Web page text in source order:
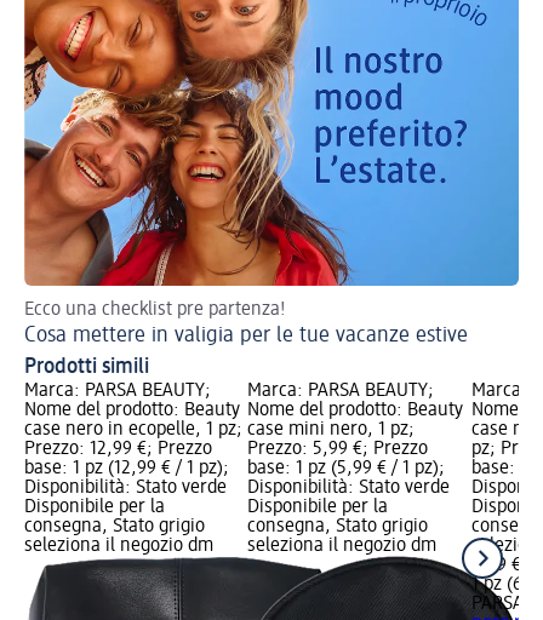
Ecco una checklist pre partenza!
Cosa mettere in valigia per le tue vacanze estive
Prodotti simili
Marca: PARSA BEAUTY;
Nome del prodotto: Beauty
case nero in ecopelle, 1 pz;
Prezzo: 12,99 €; Prezzo
base: 1 pz (12,99 € / 1 pz);
Disponibilità: Stato verde
Disponibile per la
consegna, Stato grigio
seleziona il negozio dm
Marca: PARSA BEAUTY;
Nome del prodotto: Beauty
case mini nero, 1 pz;
Prezzo: 5,99 €; Prezzo
base: 1 pz (5,99 € / 1 pz);
Disponibilità: Stato verde
Disponibile per la
consegna, Stato grigio
seleziona il negozio dm
Marca:
Nome
case
pz;
base: 1
6,99 €
1 pz
PARSA